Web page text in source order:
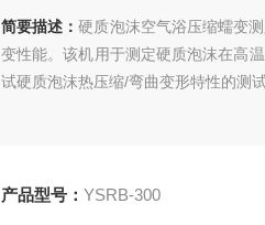
简要描述：硬质泡沫空气浴压缩蠕变
变性能。该机用于测定硬质泡沫在高
试硬质泡沫热压缩/弯曲变形特性的测
产品型号： YSRB-300